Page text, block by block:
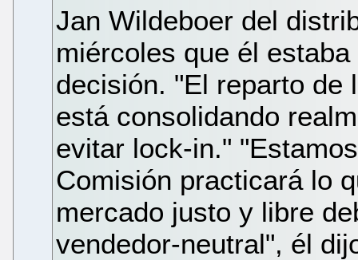
Jan Wildeboer del
miércoles que él
decisión. "El reparto de
está consolidando
evitar lock-in."
Comisión practicará lo
mercado justo y libre
vendedor-neutral", él